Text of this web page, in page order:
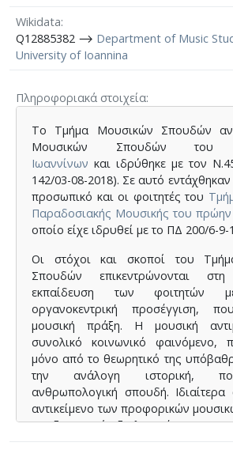
Wikidata
Q12885382 ⟶ Department of Music
University of Ioannina
Πληροφοριακά στοιχεία
Το Τμήμα Μουσικών Σπουδών
Μουσικών Σπουδών
Ιωαννίνων και ιδρύθηκε με τον
142/03-08-2018). Σε αυτό
προσωπικό και οι φοιτητές του
Παραδοσιακής Μουσικής του
οποίο είχε ιδρυθεί με το ΠΔ 200/6-9-
Οι στόχοι και σκοποί του
Σπουδών επικεντρώνονται στη
εκπαίδευση των φοιτητών
οργανοκεντρική προσέγγιση,
μουσική πράξη. Η μουσική
συνολικό κοινωνικό φαινόμενο,
μόνο από το θεωρητικό της
την ανάλογη ιστορική,
ανθρωπολογική σπουδή.
αντικείμενο των προφορικών
οι εξωτερικοί αξιολογητές το 2014